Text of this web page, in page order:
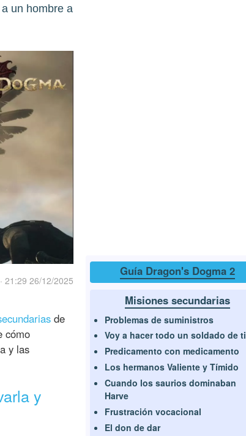
un hombre a
· 21:29 26/12/2025
de
cómo
y las
y
Guía Dragon's Dogma 2
Misiones secundarias
Problemas de suministros
Voy a hacer todo un soldado de ti
Predicamento con medicamento
Los hermanos Valiente y Tímido
Cuando los saurios dominaban
Harve
Frustración vocacional
El don de dar